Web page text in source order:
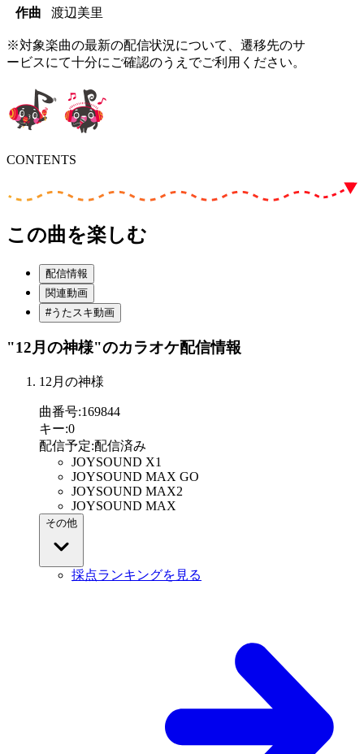
作曲
渡辺美里
※対象楽曲の最新の配信状況について、遷移先のサ
ービスにて十分にご確認のうえでご利用ください。
CONTENTS
この曲を楽しむ
配信情報
関連動画
#うたスキ動画
"12月の神様"のカラオケ配信情報
12月の神様
曲番号:169844
キー:0
配信予定:配信済み
JOYSOUND X1
JOYSOUND MAX GO
JOYSOUND MAX2
JOYSOUND MAX
その他
採点ランキングを見る